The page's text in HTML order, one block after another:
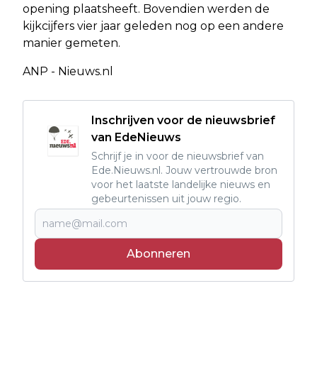
opening plaatsheeft. Bovendien werden de
kijkcijfers vier jaar geleden nog op een andere
manier gemeten.
ANP - Nieuws.nl
Inschrijven voor de nieuwsbrief
van EdeNieuws
Schrijf je in voor de nieuwsbrief van
Ede.Nieuws.nl. Jouw vertrouwde bron
voor het laatste landelijke nieuws en
gebeurtenissen uit jouw regio.
Abonneren